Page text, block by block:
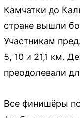
Камчатки до
стране вышли
Участникам
5, 10 и 21,1 км.
преодолевали
Все финишёры